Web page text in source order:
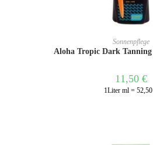
IN DENSonnenpflege
Aloha Tropic Dark
11,50 €
1Liter ml =